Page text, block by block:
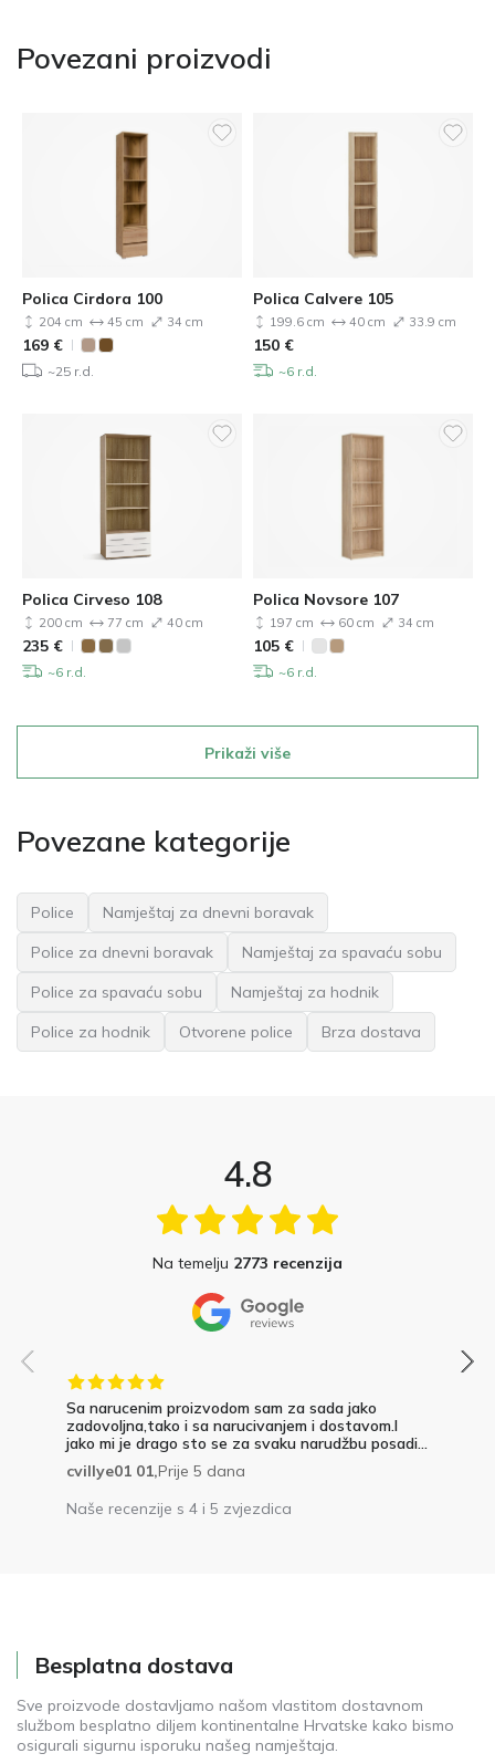
Povezani proizvodi
Polica Cirdora 100
204 cm 45 cm 34 cm
169 €
~25 r.d.
Polica Calvere 105
199.6 cm 40 cm 33.9 cm
150 €
~6 r.d.
Polica Cirveso 108
200 cm 77 cm 40 cm
235 €
~6 r.d.
Polica Novsore 107
197 cm 60 cm 34 cm
105 €
~6 r.d.
Prikaži više
Povezane kategorije
Police
Namještaj za dnevni boravak
Police za dnevni boravak
Namještaj za spavaću sobu
Police za spavaću sobu
Namještaj za hodnik
Police za hodnik
Otvorene police Brza dostava
4.8
Na temelju 2773 recenzija
Sa narucenim proizvodom sam za sada jako
zadovoljna,tako i sa narucivanjem i dostavom.I
jako mi je drago sto se za svaku narudžbu posadi...
cvillye01 01,Prije 5 dana
Naše recenzije s 4 i 5 zvjezdica
Besplatna dostava
Sve proizvode dostavljamo našom vlastitom dostavnom
službom besplatno diljem kontinentalne Hrvatske kako bismo
osigurali sigurnu isporuku našeg namještaja.